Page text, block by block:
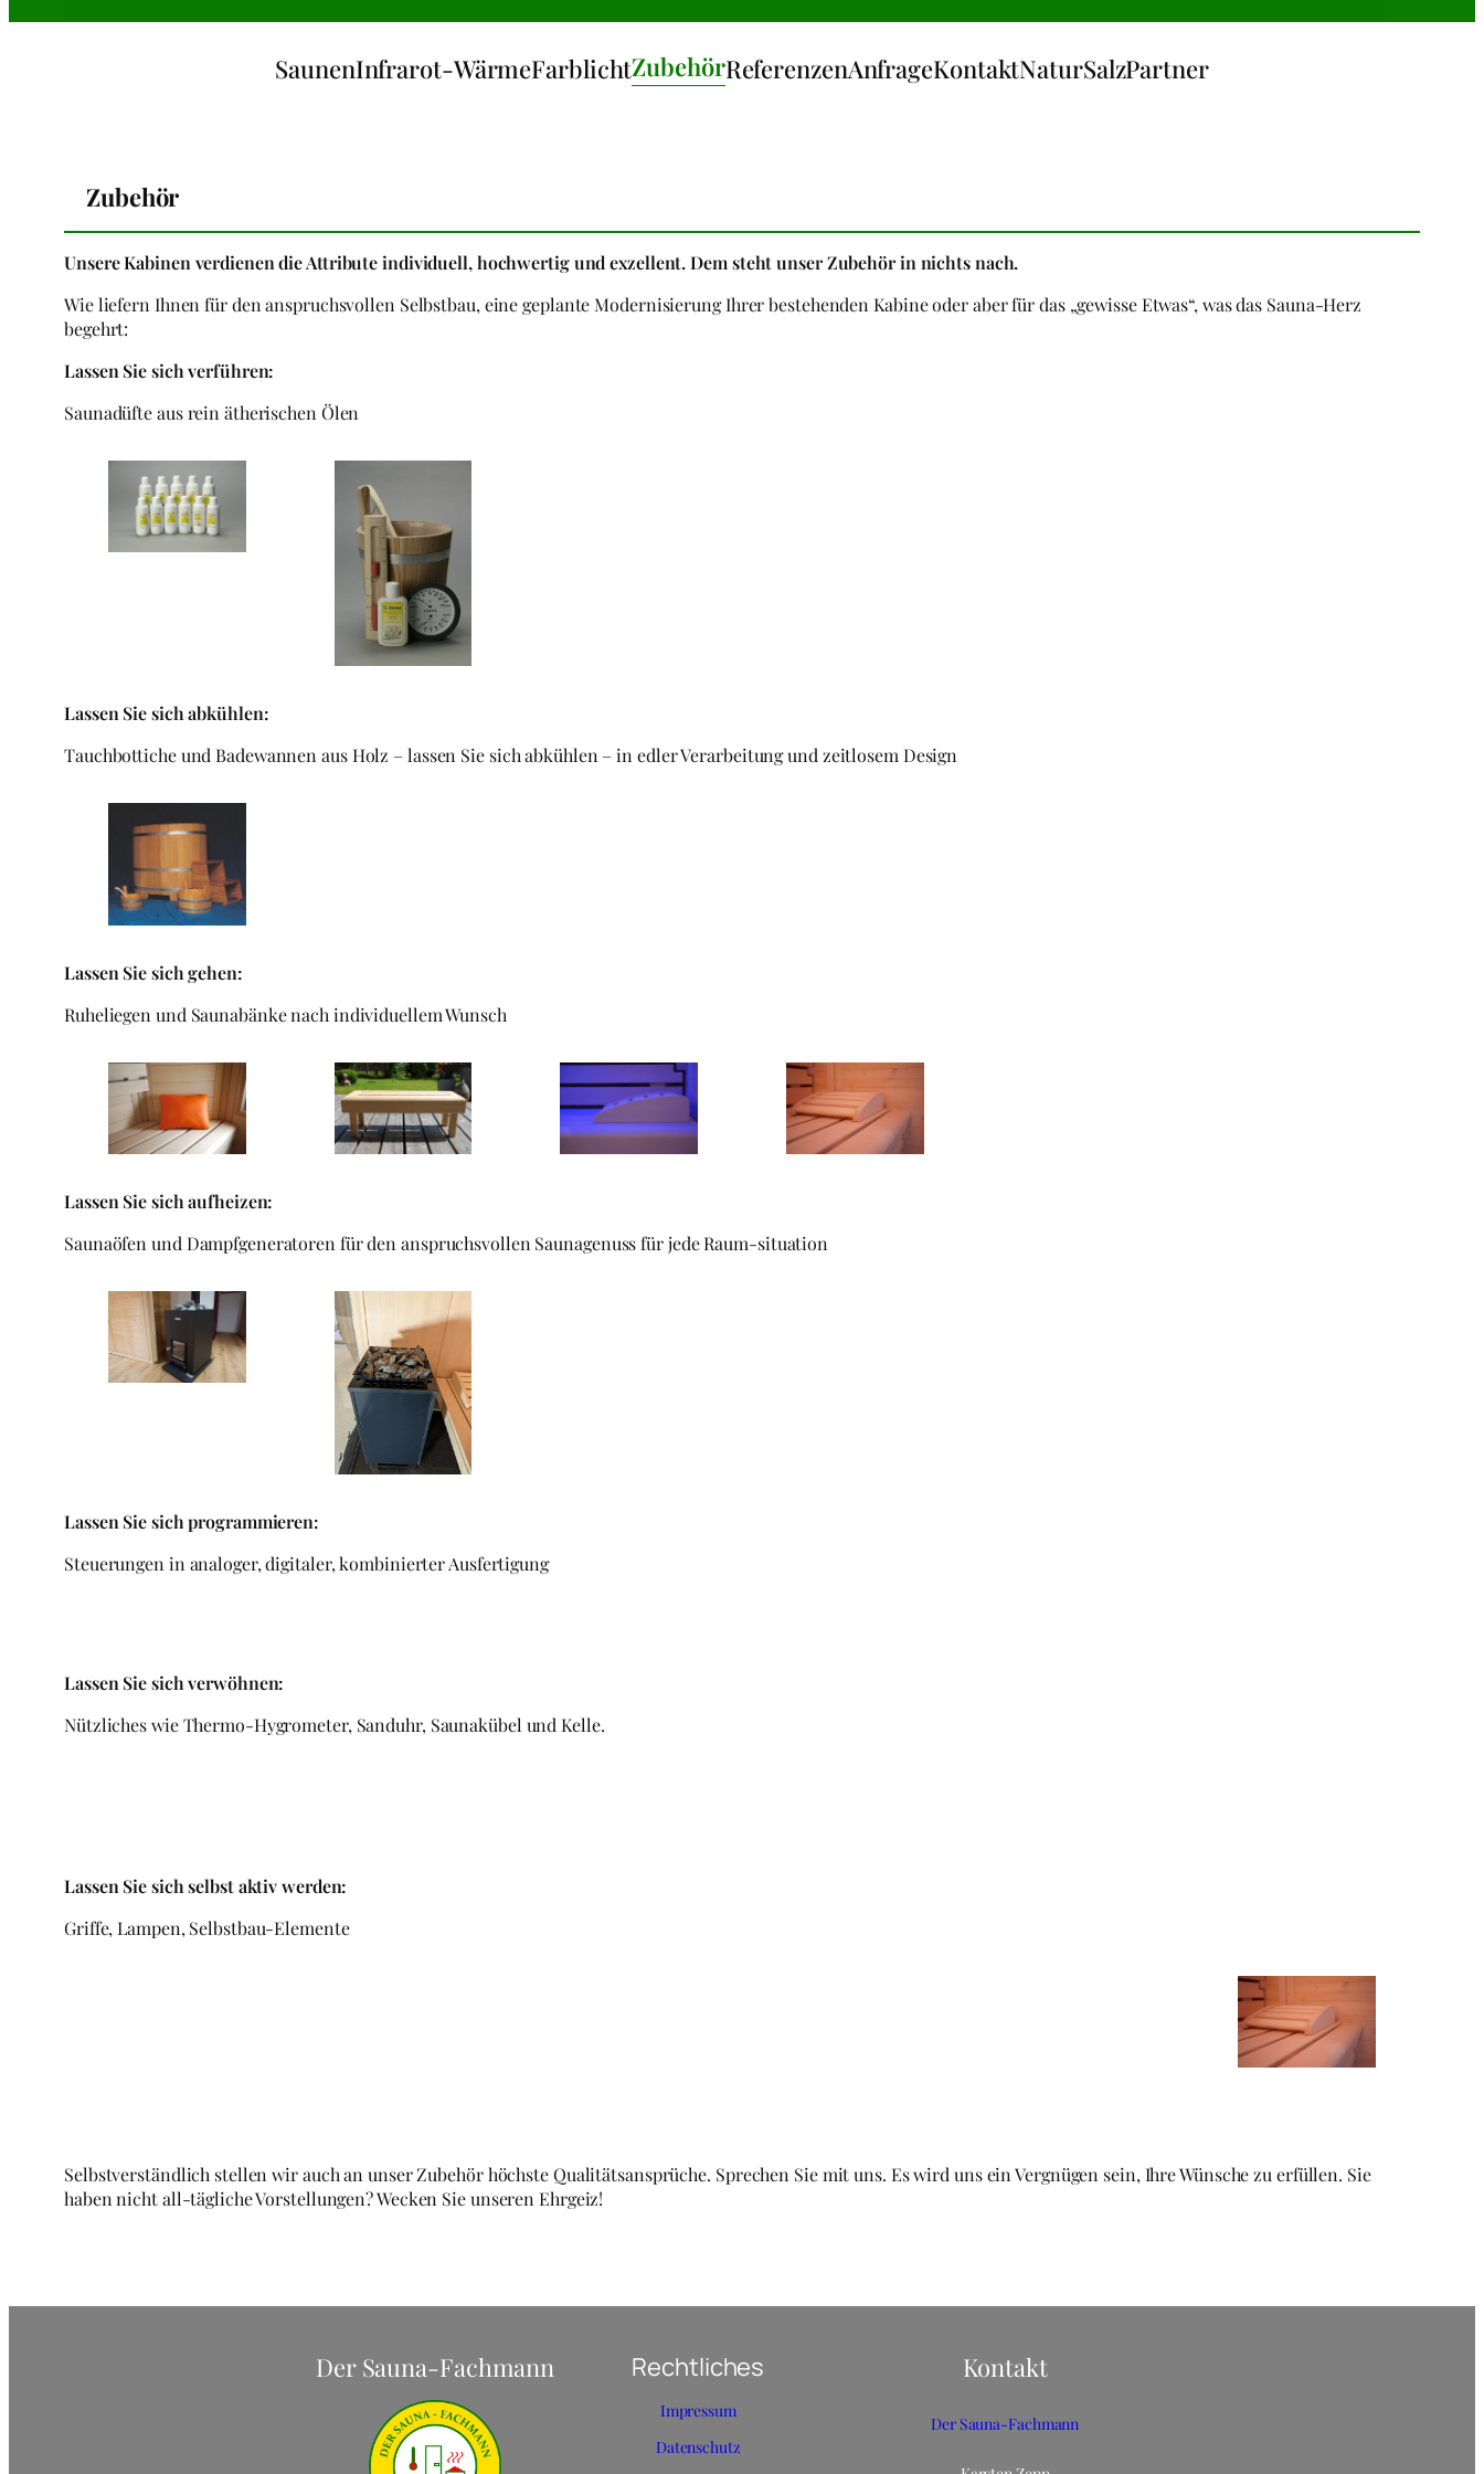
SaunenInfrarot-WärmeFarblichtZubehörReferenzenAnfrageKontaktNaturSalzPartner
Zubehör
Unsere Kabinen verdienen die Attribute individuell, hochwertig und exzellent. Dem steht unser Zubehör in nichts nach.
Wie liefern Ihnen für den anspruchsvollen Selbstbau, eine geplante Modernisierung Ihrer bestehenden Kabine oder aber für das „gewisse Etwas“, was das Sauna-Herz
begehrt:
Lassen Sie sich verführen:
Saunadüfte aus rein ätherischen Ölen
Lassen Sie sich abkühlen:
Tauchbottiche und Badewannen aus Holz – lassen Sie sich abkühlen – in edler Verarbeitung und zeitlosem Design
Lassen Sie sich gehen:
Ruheliegen und Saunabänke nach individuellem Wunsch
Lassen Sie sich aufheizen:
Saunaöfen und Dampfgeneratoren für den anspruchsvollen Saunagenuss für jede Raum-situation
Lassen Sie sich programmieren:
Steuerungen in analoger, digitaler, kombinierter Ausfertigung
Lassen Sie sich verwöhnen:
Nützliches wie Thermo-Hygrometer, Sanduhr, Saunakübel und Kelle.
Lassen Sie sich selbst aktiv werden:
Griffe, Lampen, Selbstbau-Elemente
Selbstverständlich stellen wir auch an unser Zubehör höchste Qualitätsansprüche. Sprechen Sie mit uns. Es wird uns ein Vergnügen sein, Ihre Wünsche zu erfüllen. Sie
haben nicht all-tägliche Vorstellungen? Wecken Sie unseren Ehrgeiz!
Der Sauna-Fachmann Rechtliches
Impressum
Datenschutz
Kontakt
Der Sauna-Fachmann